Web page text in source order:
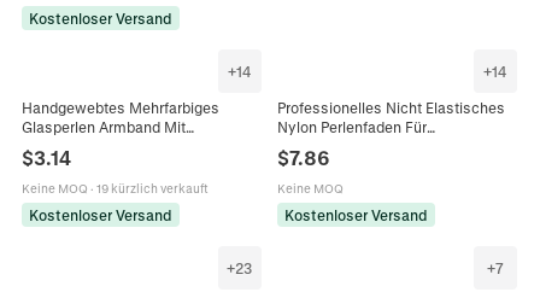
Kostenloser Versand
+14
Handgewebtes Mehrfarbiges
Glasperlen Armband Mit
Süßwasserperle Böhmisches
Verstellbares Schnurarmband Für
Damen Schmuck
$3.14
Keine MOQ · 19 kürzlich verkauft
Kostenloser Versand
+14
Professionelles Nicht Elastisches
Nylon Perlenfaden Für
Schmuckherstellung DIY
Armbänder Halsketten Hochfeste
Schnur
$7.86
Keine MOQ
Kostenloser Versand
+23 +7